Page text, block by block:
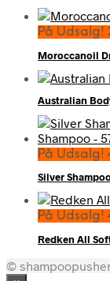
På Udsalg!
Moroccanoil
Australian
På Udsalg!
Silver
På Udsalg!
Redken All
©